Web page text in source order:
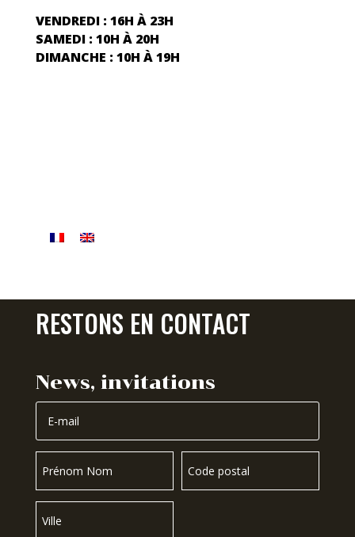
VENDREDI : 16H À 23H
SAMEDI : 10H À 20H
DIMANCHE : 10H À 19H
RESTONS EN CONTACT
News, invitations